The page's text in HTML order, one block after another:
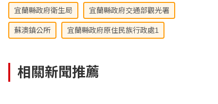
宜蘭縣政府衛生局 宜蘭縣政府交通部觀光署
蘇澳鎮公所 宜蘭縣政府原住民族行政處1
相關新聞推薦